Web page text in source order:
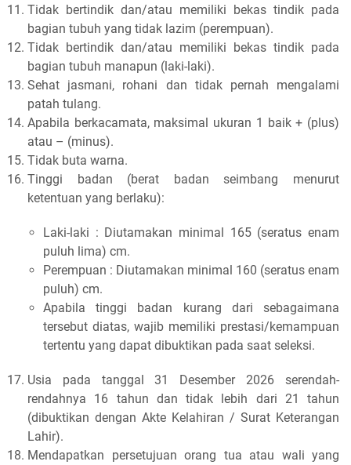
Tidak bertindik dan/atau memiliki bekas tindik pada
bagian tubuh yang tidak lazim (perempuan).
Tidak bertindik dan/atau memiliki bekas tindik pada
bagian tubuh manapun (laki-laki).
Sehat jasmani, rohani dan tidak pernah mengalami
patah tulang.
Apabila berkacamata, maksimal ukuran 1 baik + (plus)
atau – (minus).
Tidak buta warna.
Tinggi badan (berat badan seimbang menurut
ketentuan yang berlaku):
Laki-laki : Diutamakan minimal 165 (seratus enam
puluh lima) cm.
Perempuan : Diutamakan minimal 160 (seratus enam
puluh) cm.
Apabila tinggi badan kurang dari sebagaimana
tersebut diatas, wajib memiliki prestasi/kemampuan
tertentu yang dapat dibuktikan pada saat seleksi.
Usia pada tanggal 31 Desember 2026 serendah-
rendahnya 16 tahun dan tidak lebih dari 21 tahun
(dibuktikan dengan Akte Kelahiran / Surat Keterangan
Lahir).
Mendapatkan persetujuan orang tua atau wali yang